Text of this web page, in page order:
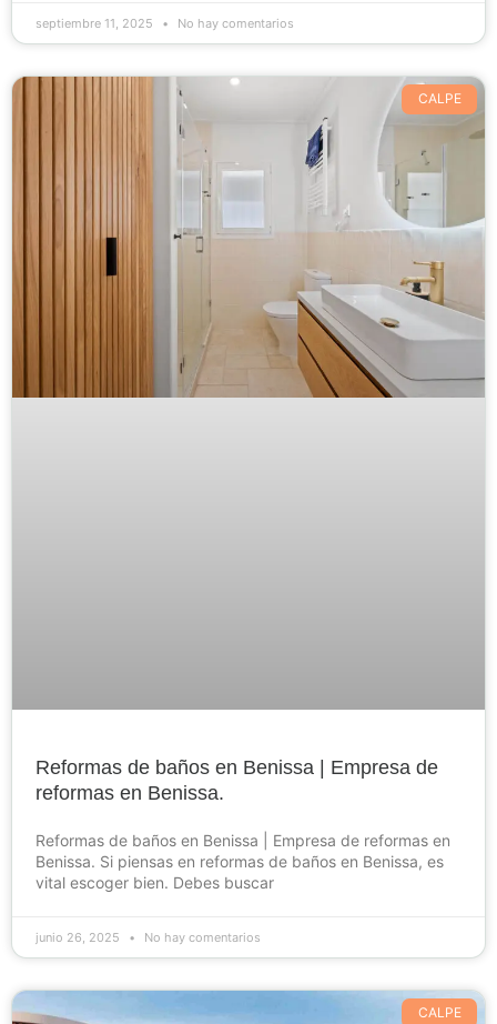
septiembre 11, 2025 No hay comentarios
CALPE
Reformas de baños en Benissa | Empresa de
reformas en Benissa.
Reformas de baños en Benissa | Empresa de reformas en
Benissa. Si piensas en reformas de baños en Benissa, es
vital escoger bien. Debes buscar
junio 26, 2025 No hay comentarios
CALPE